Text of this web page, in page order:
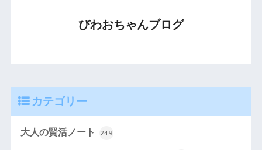
びわおちゃんブログ
カテゴリー
大人の賢活ノート 249